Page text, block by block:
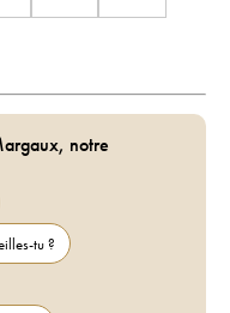
notre
tu ?